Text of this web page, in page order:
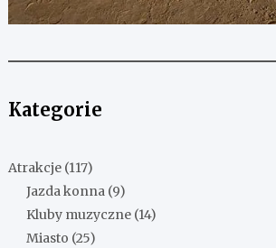
Kategorie
Atrakcje (117)
Jazda konna (9)
Kluby muzyczne (14)
Miasto (25)